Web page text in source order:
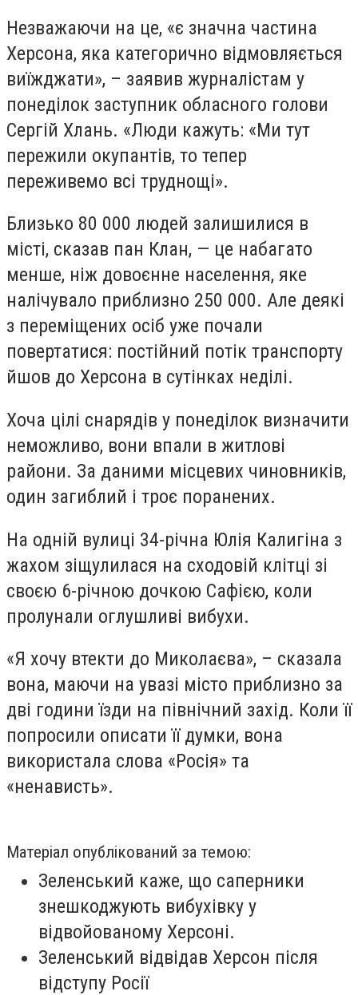
Незважаючи на це, «є значна частина
Херсона, яка категорично відмовляється
виїжджати», – заявив журналістам у
понеділок заступник обласного голови
Сергій Хлань. «Люди кажуть: «Ми тут
пережили окупантів, то тепер
переживемо всі труднощі».
Близько 80 000 людей залишилися в
місті, сказав пан Клан, — це набагато
менше, ніж довоєнне населення, яке
налічувало приблизно 250 000. Але деякі
з переміщених осіб уже почали
повертатися: постійний потік транспорту
йшов до Херсона в сутінках неділі.
Хоча цілі снарядів у понеділок визначити
неможливо, вони впали в житлові
райони. За даними місцевих чиновників,
один загиблий і троє поранених.
На одній вулиці 34-річна Юлія Калигіна з
жахом зіщулилася на сходовій клітці зі
своєю 6-річною дочкою Сафією, коли
пролунали оглушливі вибухи.
«Я хочу втекти до Миколаєва», – сказала
вона, маючи на увазі місто приблизно за
дві години їзди на північний захід. Коли її
попросили описати її думки, вона
використала слова «Росія» та
«ненависть».
Матеріал опублікований за темою:
Зеленський каже, що саперники
знешкоджують вибухівку у
відвойованому Херсоні.
Зеленський відвідав Херсон після
відступу Росії